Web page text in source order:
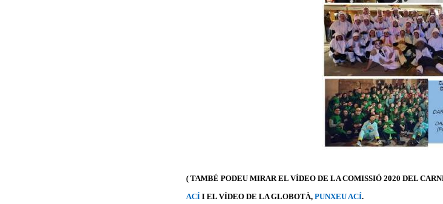
( TAMBÉ PODEU MIRAR EL VÍDEO DE LA COMISSIÓ 2020 DEL
ACÍ I EL VÍDEO DE LA GLOBOTÀ, PUNXEU ACÍ.